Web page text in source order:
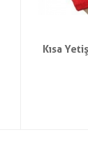
Kısa